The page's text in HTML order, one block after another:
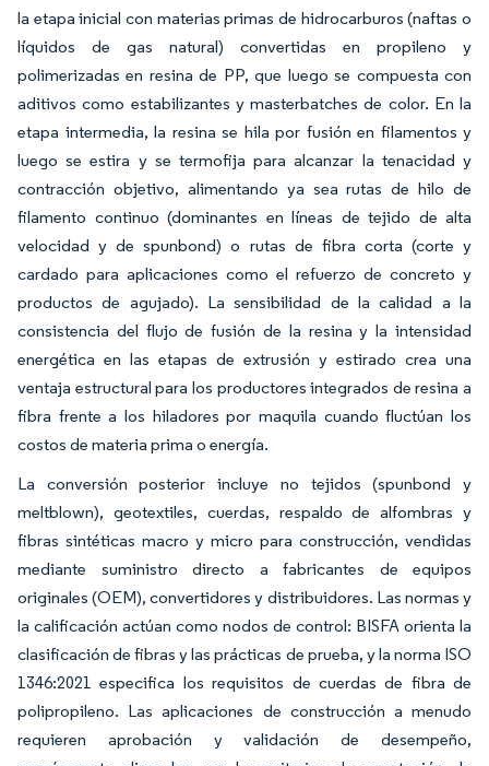
la etapa inicial con materias primas de hidrocarburos (naftas o
líquidos de gas natural) convertidas en propileno y
polimerizadas en resina de PP, que luego se compuesta con
aditivos como estabilizantes y masterbatches de color. En la
etapa intermedia, la resina se hila por fusión en filamentos y
luego se estira y se termofija para alcanzar la tenacidad y
contracción objetivo, alimentando ya sea rutas de hilo de
filamento continuo (dominantes en líneas de tejido de alta
velocidad y de spunbond) o rutas de fibra corta (corte y
cardado para aplicaciones como el refuerzo de concreto y
productos de agujado). La sensibilidad de la calidad a la
consistencia del flujo de fusión de la resina y la intensidad
energética en las etapas de extrusión y estirado crea una
ventaja estructural para los productores integrados de resina a
fibra frente a los hiladores por maquila cuando fluctúan los
costos de materia prima o energía.
La conversión posterior incluye no tejidos (spunbond y
meltblown), geotextiles, cuerdas, respaldo de alfombras y
fibras sintéticas macro y micro para construcción, vendidas
mediante suministro directo a fabricantes de equipos
originales (OEM), convertidores y distribuidores. Las normas y
la calificación actúan como nodos de control: BISFA orienta la
clasificación de fibras y las prácticas de prueba, y la norma ISO
1346:2021 especifica los requisitos de cuerdas de fibra de
polipropileno. Las aplicaciones de construcción a menudo
requieren aprobación y validación de desempeño,